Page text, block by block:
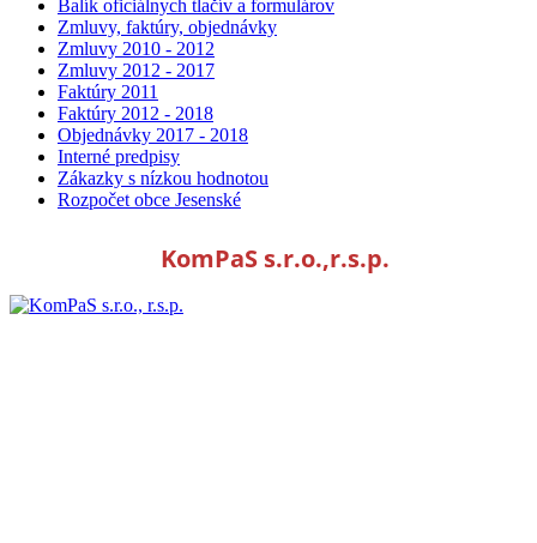
Balík oficiálnych tlačív a formulárov
Zmluvy, faktúry, objednávky
Zmluvy 2010 - 2012
Zmluvy 2012 - 2017
Faktúry 2011
Faktúry 2012 - 2018
Objednávky 2017 - 2018
Interné predpisy
Zákazky s nízkou hodnotou
Rozpočet obce Jesenské
KomPaS s.r.o.,r.s.p.